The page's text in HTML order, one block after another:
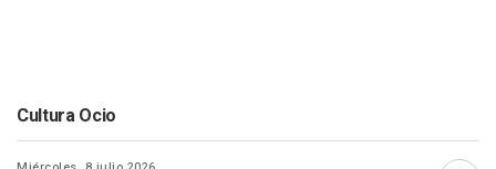
Cultura Ocio